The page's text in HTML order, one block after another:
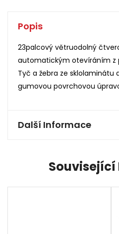
Popis
23palcový větruodolný
automatickým otevíráním z
Tyč a žebra ze sklolaminátu
gumovou povrchovou
Další Informace